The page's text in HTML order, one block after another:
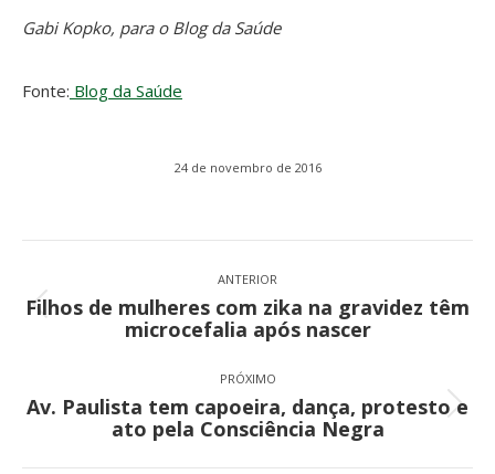
Gabi Kopko, para o Blog da Saúde
Fonte: Blog da Saúde
24 de novembro de 2016
de
post:
ANTERIOR
Post
anterior:
Filhos de mulheres com zika na gravidez têm
microcefalia após nascer
PRÓXIMO
Próximo
post:
Av. Paulista tem capoeira, dança, protesto e
ato pela Consciência Negra